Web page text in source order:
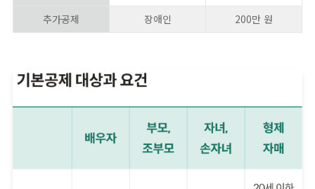
추가공제
장애인 200만 원